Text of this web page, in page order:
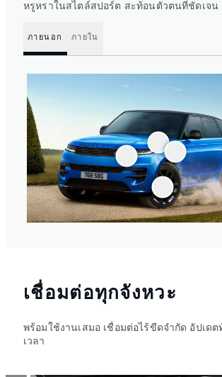
หรูหราในสไตล์สปอร์ต สะท้อนตัวตนที่ชัดเจน
ภายนอก ภายใน
เชื่อมต่อทุกจังหวะ
พร้อมใช้งานเสมอ เชื่อมต่อไร้ขีดจำกัด อัปเด
เวลา